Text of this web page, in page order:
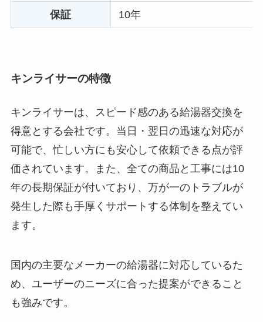
保証 10年
キンライサーの特徴
キンライサーは、スピード感のある給湯器交換を
得意とする会社です。当日・翌日の迅速な対応が
可能で、忙しい方にも安心して依頼できる点が評
価されています。また、全ての商品と工事には10
年の長期保証が付いており、万が一のトラブルが
発生した際も手厚くサポートする体制を整えてい
ます。
国内の主要なメーカーの給湯器に対応しているた
め、ユーザーのニーズに合った提案ができること
も強みです。